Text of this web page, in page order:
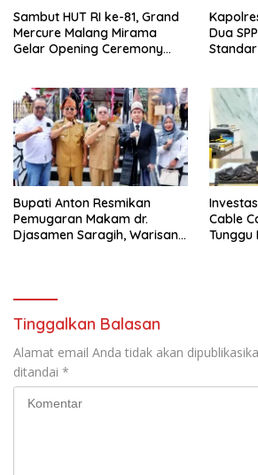
Sambut HUT RI ke-81, Grand
Mercure Malang Mirama
Gelar Opening Ceremony
Dua
Standar
Bupati Anton Resmikan
Pemugaran Makam dr.
Djasamen Saragih, Warisan
Cable
Tunggu
Tinggalkan Balasan
Alamat email Anda tidak akan
ditandai *